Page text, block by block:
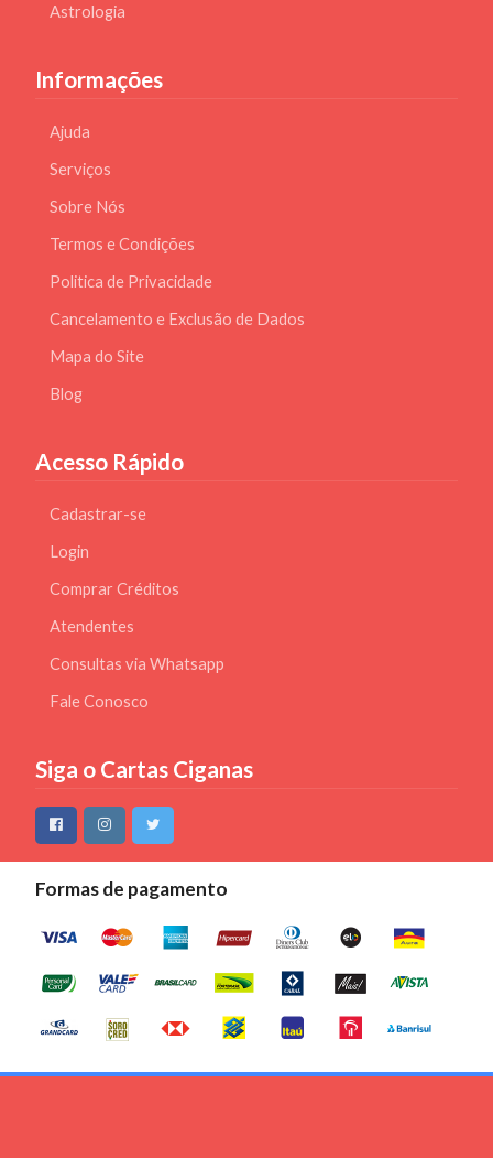
Astrologia
Informações
Ajuda
Serviços
Sobre Nós
Termos e Condições
Politica de Privacidade
Cancelamento e Exclusão de Dados
Mapa do Site
Blog
Acesso Rápido
Cadastrar-se
Login
Comprar Créditos
Atendentes
Consultas via Whatsapp
Fale Conosco
Siga o Cartas Ciganas
Formas de pagamento